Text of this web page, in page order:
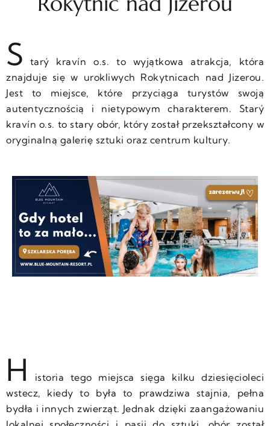
S
tarý kravín o.s. to wyjątkowa atrakcja, która
znajduje się w urokliwych Rokytnicach nad Jizerou.
Jest to miejsce, które przyciąga turystów swoją
autentycznością i nietypowym charakterem. Starý
kravín o.s. to stary obór, który został przekształcony w
oryginalną galerię sztuki oraz centrum kultury.
H
istoria tego miejsca sięga kilku dziesięcioleci
wstecz, kiedy to była to prawdziwa stajnia, pełna
bydła i innych zwierząt. Jednak dzięki zaangażowaniu